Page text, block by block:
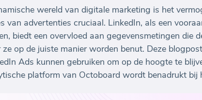
wereld van digitale marketing is het
van advertenties cruciaal. LinkedIn, als een
biedt een overvloed aan gegevensmetingen die
ze op de juiste manier worden benut. Deze
Ads kunnen gebruiken om op de hoogte te
platform van Octoboard wordt benadrukt